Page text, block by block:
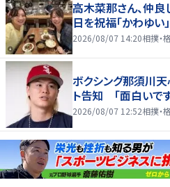
高木菜那さん、仲
日を祝福「かわゆい
2026/08/07 14:20相撲・
ボクシング那須川
ト告知 「面白いで
2026/08/07 12:52相撲・